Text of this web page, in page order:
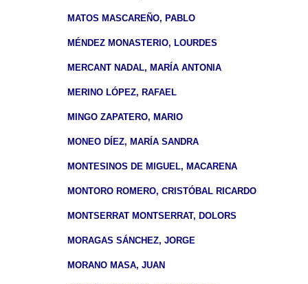
MATOS MASCAREÑO, PABLO
MÉNDEZ MONASTERIO, LOURDES
MERCANT NADAL, MARÍA ANTONIA
MERINO LÓPEZ, RAFAEL
MINGO ZAPATERO, MARIO
MONEO DÍEZ, MARÍA SANDRA
MONTESINOS DE MIGUEL, MACARENA
MONTORO ROMERO, CRISTÓBAL RICARDO
MONTSERRAT MONTSERRAT, DOLORS
MORAGAS SÁNCHEZ, JORGE
MORANO MASA, JUAN